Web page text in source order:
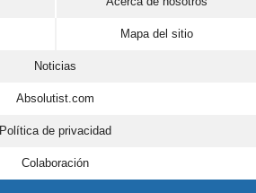
Mapa del sitio
Noticias
Absolutist.com
Política de privacidad
Colaboración